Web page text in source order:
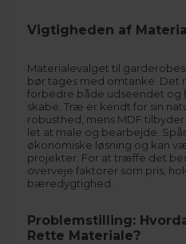
Vigtigheden af
Materialevalget til
bør tages med omtanke. Det
forbedre både udseendet og
skabe. Træ er kendt for sin
robusthed, mens MDF
let at male og bearbejde.
økonomiske løsning og kan
projekter. For at træffe det
overveje faktorer som pris,
bæredygtighed.
Problemstilling:
Rette Materiale?